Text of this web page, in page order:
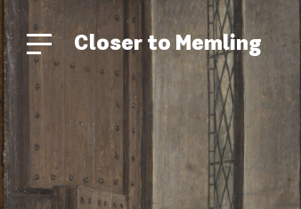
Closer to Memling